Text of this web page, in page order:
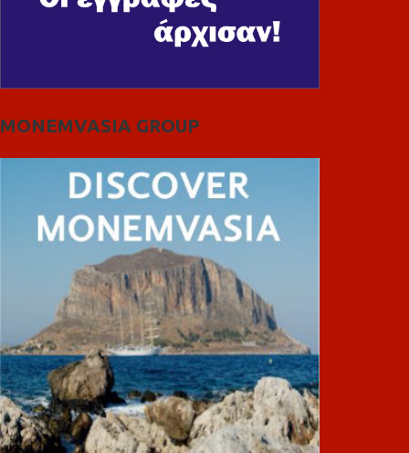
MONEMVASIA GROUP